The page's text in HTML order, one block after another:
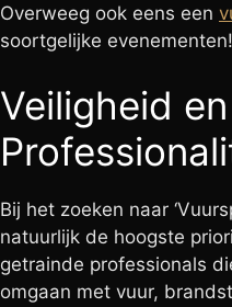
Overweeg ook eens een
soortgelijke evenementen!
Veiligheid en
Bij het zoeken naar
natuurlijk de hoogste
getrainde professionals
omgaan met vuur,